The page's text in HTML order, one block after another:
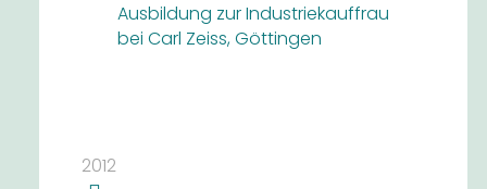
Ausbildung zur Industriekauffrau
bei Carl Zeiss, Göttingen
2012